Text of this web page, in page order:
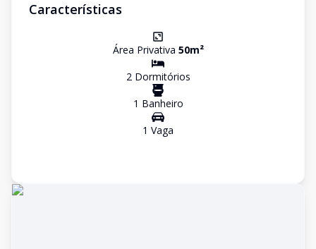
Características
Área Privativa 50m²
2Dormitórios
1 Banheiro
1 Vaga